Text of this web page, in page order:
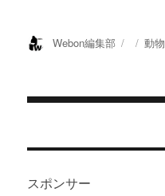
投
Webon編集部
投 カ
動物
稿
ナ
スポンサー